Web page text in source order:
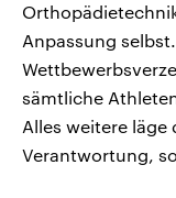
Anpassung
sämtliche
Alles weitere läge
Verantwortung,